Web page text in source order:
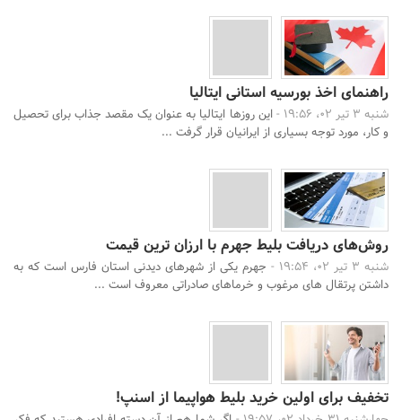
راهنمای اخذ بورسیه استانی ایتالیا
شنبه 3 تیر 02، 19:56 -
این روزها ایتالیا به عنوان یک مقصد جذاب برای تحصیل
و کار، مورد توجه بسیاری از ایرانیان قرار گرفت ...
روش‌های دریافت بلیط جهرم با ارزان ترین قیمت
شنبه 3 تیر 02، 19:54 -
جهرم یکی از شهرهای دیدنی استان فارس است که به
داشتن پرتقال های مرغوب و خرماهای صادراتی معروف است ...
تخفیف برای اولین خرید بلیط هواپیما از اسنپ!